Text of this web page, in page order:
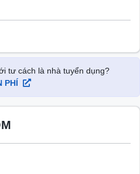
tư cách là nhà tuyển dụng?
PHÍ